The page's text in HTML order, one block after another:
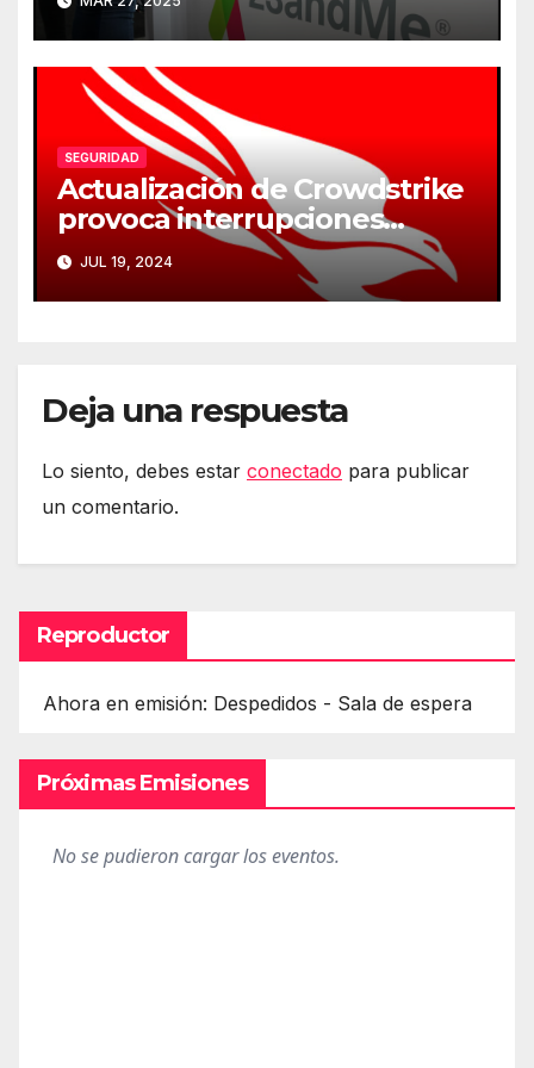
genéticos
SEGURIDAD
Actualización de Crowdstrike
provoca interrupciones
masivas en servicios críticos
JUL 19, 2024
Deja una respuesta
Lo siento, debes estar conectado para publicar
un comentario.
Reproductor
Ahora en emisión: Despedidos - Sala de espera
Próximas Emisiones